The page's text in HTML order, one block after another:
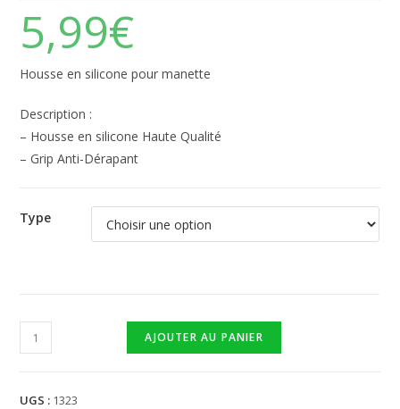
5,99€
Housse en silicone pour manette
Description :
– Housse en silicone Haute Qualité
– Grip Anti-Dérapant
Type
AJOUTER AU PANIER
UGS : 1323